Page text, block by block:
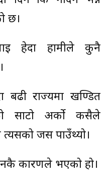
छ।
हेर्दा हामीले कुनै
बढी राज्यमा खण्डित
साटो अर्को कसैले
जस पाउँथ्यो।
कारणले भएको हो।